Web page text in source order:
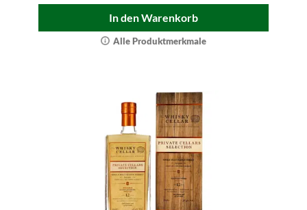
In den Warenkorb
Alle Produktmerkmale